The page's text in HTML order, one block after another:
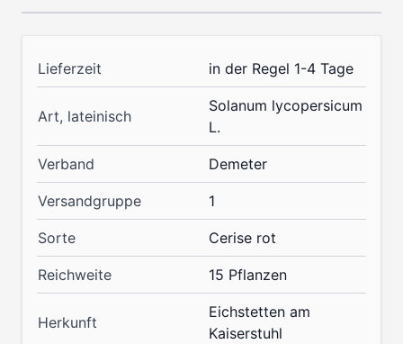
Lieferzeit in der Regel 1-4 Tage
Art, lateinisch
Solanum lycopersicum
L.
Verband Demeter
Versandgruppe 1
Sorte Cerise rot
Reichweite 15 Pflanzen
Herkunft
Eichstetten am
Kaiserstuhl